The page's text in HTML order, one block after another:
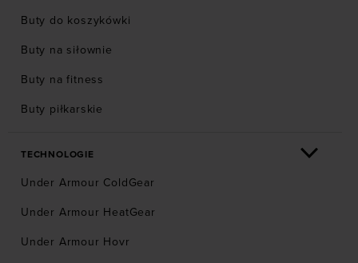
Buty do koszykówki
Buty na siłownie
Buty na fitness
Buty piłkarskie
TECHNOLOGIE
Under Armour ColdGear
Under Armour HeatGear
Under Armour Hovr